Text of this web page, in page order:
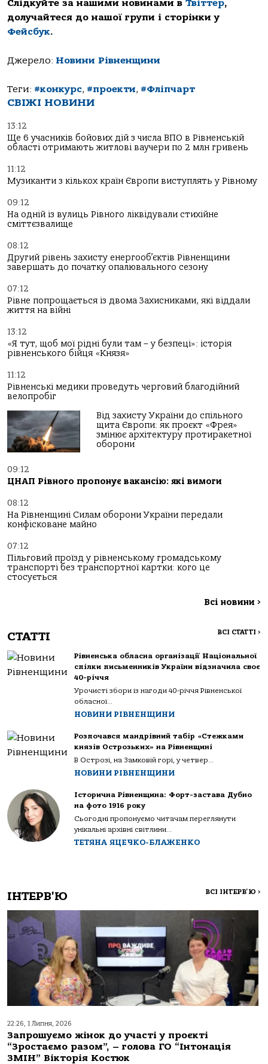
Слідкуйте за нашими новинами в Твіттер,
долучайтеся до нашої групи і сторінки у
Фейсбук.
Джерело: Новини Рівненщини
Теги: #конкурс, #проекти, #Фліпчарт
СВІЖІ НОВИНИ
13:12
Ще 6 учасників бойових дій з числа ВПО в Рівненській
області отримають житлові ваучери по 2 млн гривень
11:12
Музиканти з кількох країн Європи виступлять у Рівному
09:12
На одній із вулиць Рівного ліквідували стихійне
сміттєзвалище
08:12
Другий рівень захисту енергооб’єктів Рівненщини
завершать до початку опалювального сезону
07:12
Рівне попрощається із двома Захисниками, які віддали
життя на війні
13:12
«Я тут, щоб мої рідні були там – у безпеці»: історія
рівненського бійця «Князя»
11:12
Рівненські медики проведуть черговий благодійний
велопробіг
Від захисту України до спільного
щита Європи: як проєкт «Фрея»
змінює архітектуру протиракетної
оборони
09:12
ЦНАП Рівного пропонує вакансію: які вимоги
08:12
На Рівненщині Силам оборони України передали
конфісковане майно
07:12
Пільговий проїзд у рівненському громадському
транспорті без транспортної картки: кого це
стосується
Всі новини >
СТАТТІ ВСІ СТАТТІ >
Рівненська обласна організації Національної
спілки письменників України відзначила своє
40-річчя
Урочисті збори із нагоди 40-річчя Рівненської
обласної...
НОВИНИ РІВНЕНЩИНИ
Розпочався мандрівний табір «Стежками
князів Острозьких» на Рівненщині
В Острозі, на Замковій горі, у четвер...
НОВИНИ РІВНЕНЩИНИ
Історична Рівненщина: Форт-застава Дубно
на фото 1916 року
Сьогодні пропонуємо читачам переглянути
унікальні архівні світлини...
ТЕТЯНА ЯЦЕЧКО-БЛАЖЕНКО
ІНТЕРВ'Ю ВСІ ІНТЕРВ'Ю >
22:26, 1 Липня, 2026
Запрошуємо жінок до участі у проєкті
“Зростаємо разом”, – голова ГО “Інтонація
ЗМІН” Вікторія Костюк